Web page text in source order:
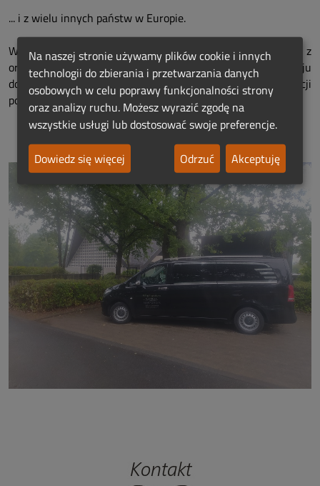
... i z wielu innych państw w Europie.
W naszej ofercie znajdują się również usługi związane z
organizacją kremacji i ceremonii pogrzebowej w kraju
docelowym, co dodatkowo ułatwia cały proces organizacji
pogrzebu.
Na naszej stronie używamy plików cookie i innych
technologii do zbierania i przetwarzania danych
osobowych w celu poprawy funkcjonalności strony
oraz analizy ruchu. Możesz wyrazić zgodę na
wszystkie usługi lub dostosować swoje preferencje.
Dowiedz się więcej
Odrzuć Akceptuję